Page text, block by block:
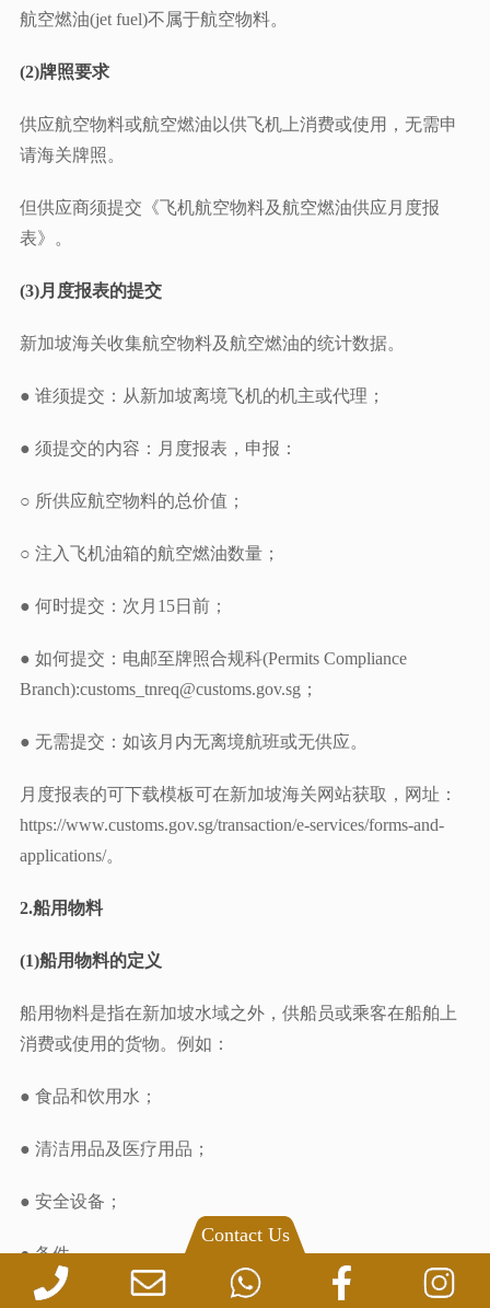
航空燃油(jet fuel)不属于航空物料。
(2)牌照要求
供应航空物料或航空燃油以供飞机上消费或使用，无需申
请海关牌照。
但供应商须提交《飞机航空物料及航空燃油供应月度报
表》。
(3)月度报表的提交
新加坡海关收集航空物料及航空燃油的统计数据。
● 谁须提交：从新加坡离境飞机的机主或代理；
● 须提交的内容：月度报表，申报：
○ 所供应航空物料的总价值；
○ 注入飞机油箱的航空燃油数量；
● 何时提交：次月15日前；
● 如何提交：电邮至牌照合规科(Permits Compliance
Branch):customs_tnreq@customs.gov.sg；
● 无需提交：如该月内无离境航班或无供应。
月度报表的可下载模板可在新加坡海关网站获取，网址：
https://www.customs.gov.sg/transaction/e-services/forms-and-
applications/。
2.船用物料
(1)船用物料的定义
船用物料是指在新加坡水域之外，供船员或乘客在船舶上
消费或使用的货物。例如：
● 食品和饮用水；
● 清洁用品及医疗用品；
● 安全设备；
● 备件。
Contact Us